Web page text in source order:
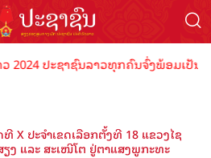
ປະຊາຊົນລາວທຸກຄົນຈົ່ງພ້ອມເປັນເຈົ້
X ປະຈໍາເຂດເລືອກຕັ້ງທີ 18 ແຂວງໄຊ
ງ ແລະ ສະເໜີໂຕ ຢູ່ຕາແສງພູກະທະ